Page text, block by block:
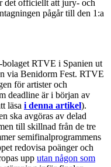
det officiellt att jury- och
pågår till den 1:a
RTVE i Spanien ut
via Benidorm Fest. RTVE
för artister och
deadline är i början av
läsa i denna artikel).
ska avgöras av delad
till skillnad från de tre
semifinalprogrammens
redovisa poänger och
upp utan någon som